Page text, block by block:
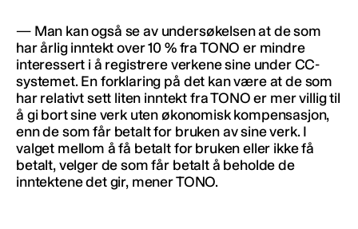
— Man kan også se av undersøkelsen at de som
har årlig inntekt over 10 % fra TONO er mindre
interessert i å registrere verkene sine under CC-
systemet. En forklaring på det kan være at de som
har relativt sett liten inntekt fra TONO er mer villig til
å gi bort sine verk uten økonomisk kompensasjon,
enn de som får betalt for bruken av sine verk. I
valget mellom å få betalt for bruken eller ikke få
betalt, velger de som får betalt å beholde de
inntektene det gir, mener TONO.